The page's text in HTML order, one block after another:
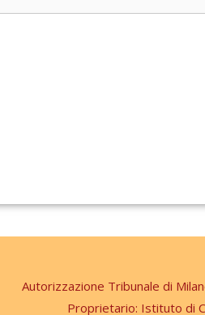
Autorizzazione Tribunale di
Proprietario: Istituto di